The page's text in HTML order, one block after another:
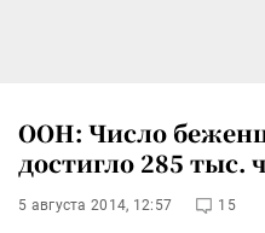
ООН: Число
достигло 285 тыс.
5 августа 2014, 12:57 15